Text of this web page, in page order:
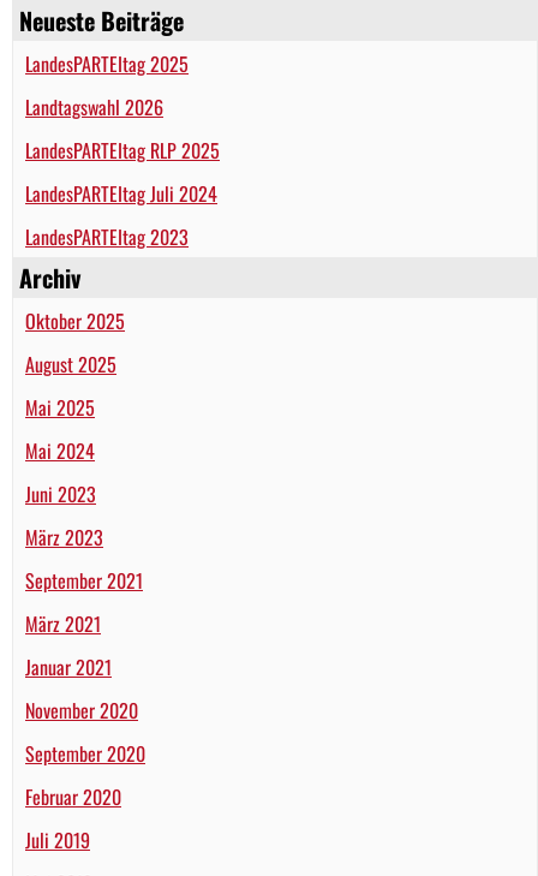
Neueste Beiträge
LandesPARTEItag 2025
Landtagswahl 2026
LandesPARTEItag RLP 2025
LandesPARTEItag Juli 2024
LandesPARTEItag 2023
Archiv
Oktober 2025
August 2025
Mai 2025
Mai 2024
Juni 2023
März 2023
September 2021
März 2021
Januar 2021
November 2020
September 2020
Februar 2020
Juli 2019